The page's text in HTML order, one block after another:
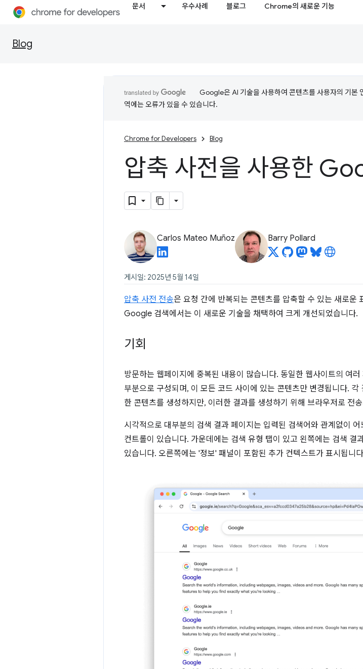
문서 우수사례 블로그 Chrome의 새로운 기능
Blog
Google은 AI 기술을 사용하여 콘텐츠를 사용자의 기본
역에는 오류가 있을 수 있습니다.
Chrome for Developers Blog
압축 사전을 사용한
Carlos Mateo Muñoz Barry Pollard
게시일: 2025년 5월 14일
압축 사전 전송은 요청 간에 반복되는 콘텐츠를 압축할 수 있는 새로
Google 검색에서는 이 새로운 기술을 채택하여 크게 개선되었습니다.
기회
방문하는 웹페이지에 중복된 내용이 많습니다. 동일한 웹사이트의 여
부분으로 구성되며, 이 모든 코드 사이에 있는 콘텐츠만 변경됩니다.
한 콘텐츠를 생성하지만, 이러한 결과를 생성하기 위해 브라우저로 전
시각적으로 대부분의 검색 결과 페이지는 입력된 검색어와 관계없이
컨트롤이 있습니다. 가운데에는 검색 유형 탭이 있고 왼쪽에는 검색 결
있습니다. 오른쪽에는 '정보' 패널이 포함된 추가 컨텍스트가 표시됩니